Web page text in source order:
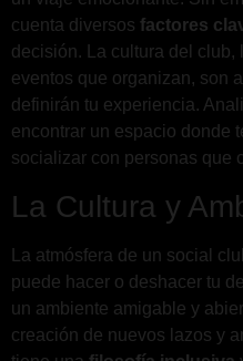
cuenta diversos factores
decisión. La cultura del club,
eventos que organizan, son
definirán tu experiencia.
encontrar un espacio donde
socializar con personas que
La Cultura y
La atmósfera de un social
puede hacer o deshacer tu
un ambiente amigable y
creación de nuevos lazos y